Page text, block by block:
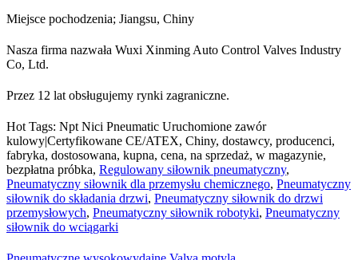
Miejsce pochodzenia; Jiangsu, Chiny
Nasza firma nazwała Wuxi Xinming Auto Control Valves Industry
Co, Ltd.
Przez 12 lat obsługujemy rynki zagraniczne.
Hot Tags: Npt Nici Pneumatic Uruchomione zawór
kulowy|Certyfikowane CE/ATEX, Chiny, dostawcy, producenci,
fabryka, dostosowana, kupna, cena, na sprzedaż, w magazynie,
bezpłatna próbka, Regulowany siłownik pneumatyczny,
Pneumatyczny siłownik dla przemysłu chemicznego, Pneumatyczny
siłownik do składania drzwi, Pneumatyczny siłownik do drzwi
przemysłowych, Pneumatyczny siłownik robotyki, Pneumatyczny
siłownik do wciągarki